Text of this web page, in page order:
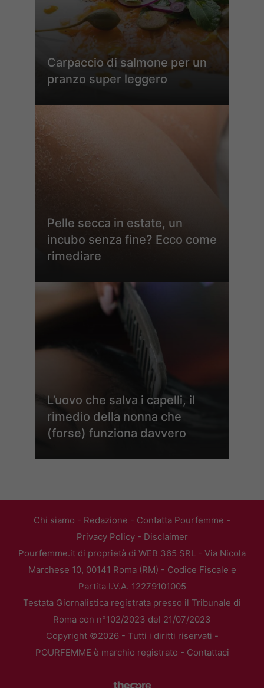
Carpaccio di salmone per un
pranzo super leggero
Pelle secca in estate, un
incubo senza fine? Ecco come
rimediare
L’uovo che salva i capelli, il
rimedio della nonna che
(forse) funziona davvero
Chi siamo - Redazione - Contatta Pourfemme -
Privacy Policy- Disclaimer
Pourfemme.it di proprietà di WEB 365 SRL - Via Nicola
Marchese 10, 00141 Roma (RM) - Codice Fiscale e
Partita I.V.A. 12279101005
Testata Giornalistica registrata presso il Tribunale di
Roma con n°102/2023 del 21/07/2023
Copyright ©2026 - Tutti i diritti riservati -
POURFEMME è marchio registrato - Contattaci